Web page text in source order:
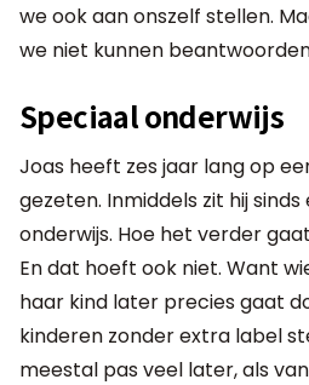
we ook aan onszelf stellen.
we niet kunnen
Speciaal onderwijs
Joas heeft zes jaar lang op
gezeten. Inmiddels zit hij
onderwijs. Hoe het verder
En dat hoeft ook niet. Want
haar kind later precies gaat
kinderen zonder extra label
meestal pas veel later, als